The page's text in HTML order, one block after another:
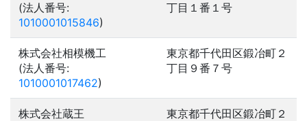
(法人番号:
1010001015846)
丁目１番１号
株式会社相模機工
(法人番号:
1010001017462)
東京都千代田区鍛冶町２
丁目９番７号
株式会社蔵王
東京都千代田区鍛冶町２